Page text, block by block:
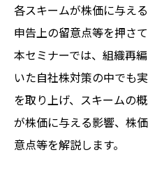
各スキームが株価に与え
申告上の留意点等を押さ
本セミナーでは、組織再
いた自社株対策の中でも
を取り上げ、スキームの
が株価に与える影響、株
意点等を解説します。